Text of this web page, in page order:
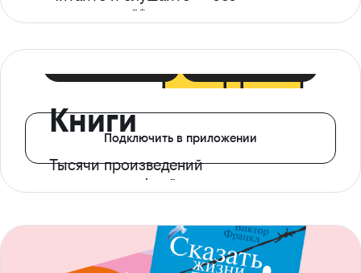
ограничений*
Книги
Тысячи произведений
с доступом офлайн
Подключить в приложении